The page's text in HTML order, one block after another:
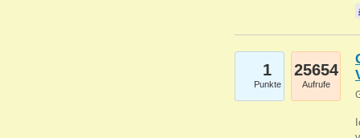
1
Punkte
25654
Aufrufe